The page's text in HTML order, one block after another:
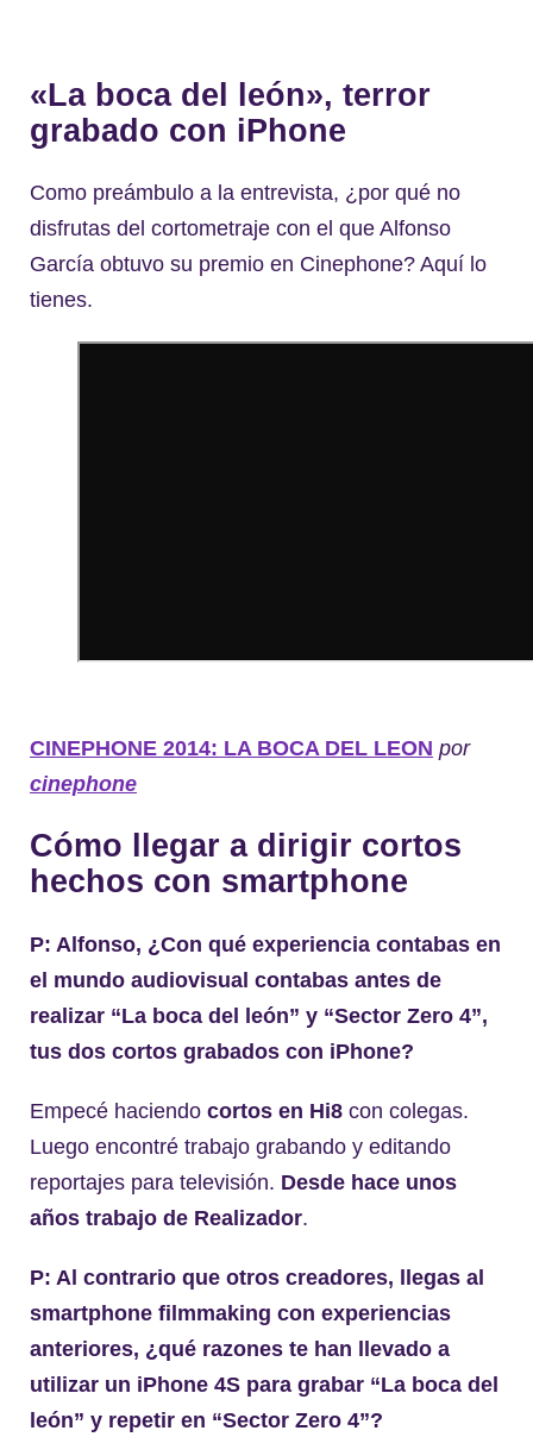
«La boca del león», terror
grabado con iPhone
Como preámbulo a la entrevista, ¿por qué no
disfrutas del cortometraje con el que Alfonso
García obtuvo su premio en Cinephone? Aquí lo
tienes.
CINEPHONE 2014: LA BOCA DEL LEON por
cinephone
Cómo llegar a dirigir cortos
hechos con smartphone
P: Alfonso, ¿Con qué experiencia contabas en
el mundo audiovisual contabas antes de
realizar “La boca del león” y “Sector Zero 4”,
tus dos cortos grabados con iPhone?
Empecé haciendo cortos en Hi8 con colegas.
Luego encontré trabajo grabando y editando
reportajes para televisión. Desde hace unos
años trabajo de Realizador.
P: Al contrario que otros creadores, llegas al
smartphone filmmaking con experiencias
anteriores, ¿qué razones te han llevado a
utilizar un iPhone 4S para grabar “La boca del
león” y repetir en “Sector Zero 4”?